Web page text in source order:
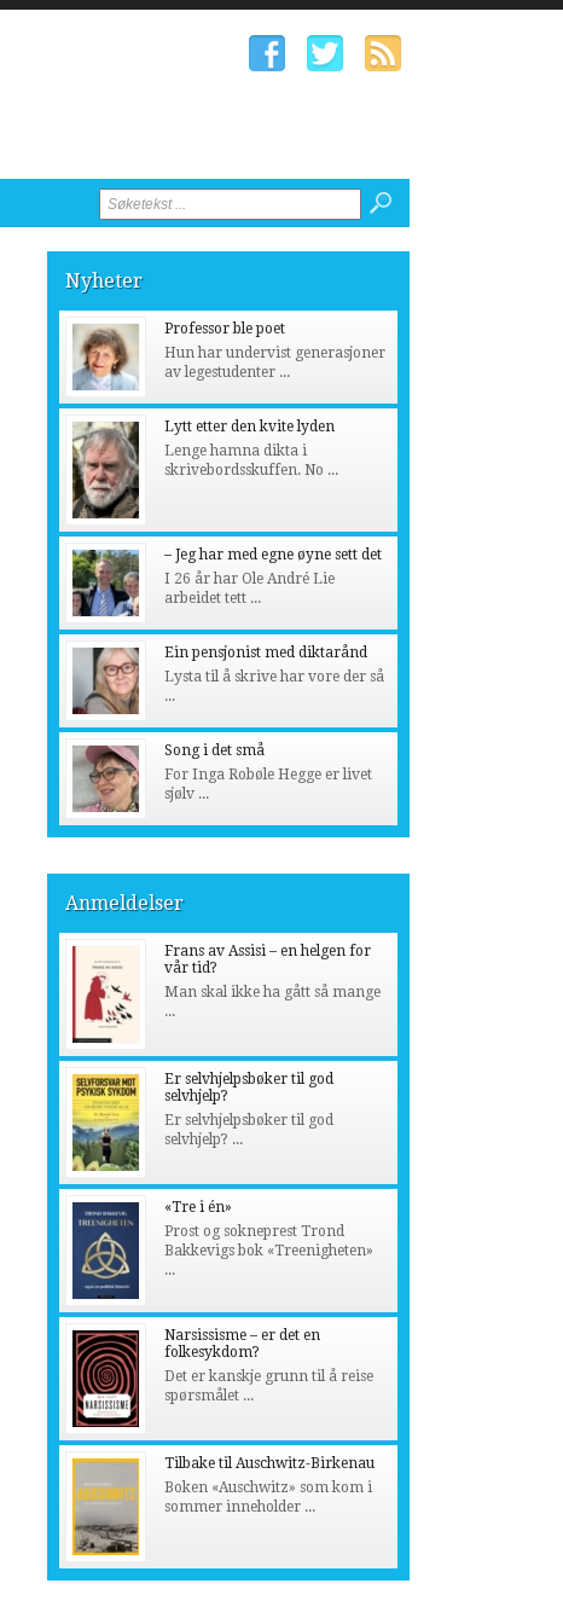
Nyheter
Professor ble poet
Hun har undervist generasjoner
av legestudenter ...
Lytt etter den kvite lyden
Lenge hamna dikta i
skrivebordsskuffen. No ...
– Jeg har med egne øyne sett det
I 26 år har Ole André Lie
arbeidet tett ...
Ein pensjonist med diktarånd
Lysta til å skrive har vore der så
...
Song i det små
For Inga Robøle Hegge er livet
sjølv ...
Anmeldelser
Frans av Assisi – en helgen for
vår tid?
Man skal ikke ha gått så mange
...
Er selvhjelpsbøker til god
selvhjelp?
Er selvhjelpsbøker til god
selvhjelp? ...
«Tre i én»
Prost og sokneprest Trond
Bakkevigs bok «Treenigheten»
...
Narsissisme – er det en
folkesykdom?
Det er kanskje grunn til å reise
spørsmålet ...
Tilbake til Auschwitz-Birkenau
Boken «Auschwitz» som kom i
sommer inneholder ...